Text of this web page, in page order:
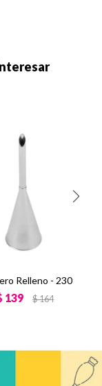
Relleno - 230
139 $164